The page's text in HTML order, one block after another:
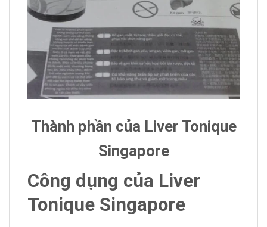
Thành phần của Liver Tonique
Singapore
Công dụng của Liver
Tonique Singapore